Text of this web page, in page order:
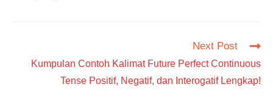
articles
Next Post
Kumpulan Contoh Kalimat Future Perfect Continuous
Tense Positif, Negatif, dan Interogatif Lengkap!